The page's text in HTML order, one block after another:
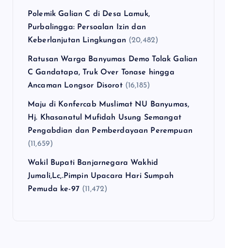
Polemik Galian C di Desa Lamuk,
Purbalingga: Persoalan Izin dan
Keberlanjutan Lingkungan (20,482)
Ratusan Warga Banyumas Demo Tolak Galian
C Gandatapa, Truk Over Tonase hingga
Ancaman Longsor Disorot (16,185)
Maju di Konfercab Muslimat NU Banyumas,
Hj. Khasanatul Mufidah Usung Semangat
Pengabdian dan Pemberdayaan Perempuan
(11,659)
Wakil Bupati Banjarnegara Wakhid
Jumali,Lc,.Pimpin Upacara Hari Sumpah
Pemuda ke-97 (11,472)